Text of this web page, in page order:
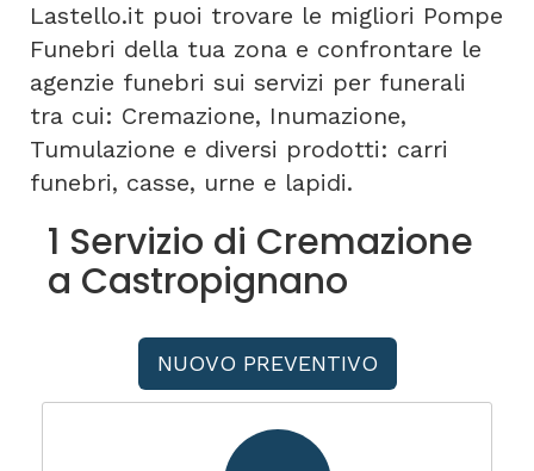
Lastello.it puoi trovare le migliori Pompe
Funebri della tua zona e confrontare le
agenzie funebri sui servizi per funerali
tra cui: Cremazione, Inumazione,
Tumulazione e diversi prodotti: carri
funebri, casse, urne e lapidi.
1 Servizio di Cremazione
a Castropignano
NUOVO PREVENTIVO